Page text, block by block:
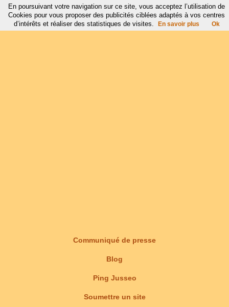
Communiqué de presse
Blog
Ping Jusseo
Soumettre un site
En poursuivant votre navigation sur ce site, vous acceptez l’utilisation de
Cookies pour vous proposer des publicités ciblées adaptés à vos centres
d’intérêts et réaliser des statistiques de visites.
En savoir plus Ok